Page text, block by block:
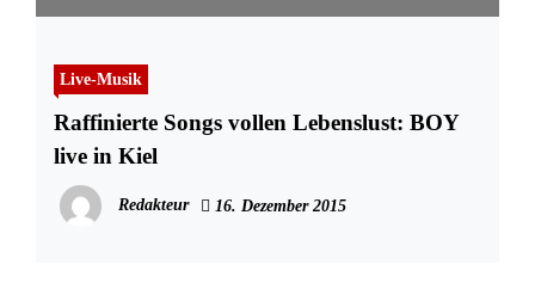
Live-Musik
Raffinierte Songs vollen Lebenslust: BOY
live in Kiel
Redakteur 16. Dezember 2015